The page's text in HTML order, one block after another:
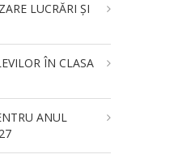
LUCRĂRI ȘI
ÎN CLASA
ANUL